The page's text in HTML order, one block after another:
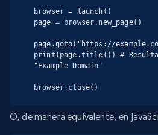
browser = launch()
page = browser.new_page()
page.goto("https://
print(page.title()) #
"Example Domain"
browser.close()
O, de manera equivalente, en